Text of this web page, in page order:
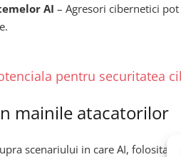
AI – Agresori cibernetici
pentru securitatea
mainile atacatorilor
scenariului in care AI, folosita